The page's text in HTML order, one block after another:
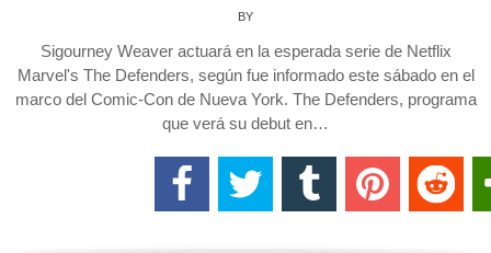
BY
Sigourney Weaver actuará en la esperada serie de Netflix
Marvel's The Defenders, según fue informado este sábado en el
marco del Comic-Con de Nueva York. The Defenders, programa
que verá su debut en…